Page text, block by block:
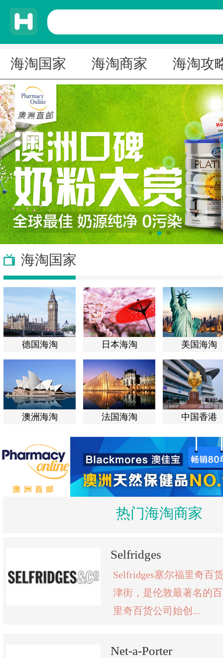
海淘国家 海淘商家 海淘攻
海淘国家
德国海淘 日本海淘 美国海淘
澳洲海淘 法国海淘 中国香港
热门海淘商家
Selfridges
Selfridges塞尔福里奇百
津街，是伦敦最著名的
里奇百货公司始创...
Net-a-Porter